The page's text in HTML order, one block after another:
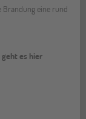
Brandung eine rund
geht es hier